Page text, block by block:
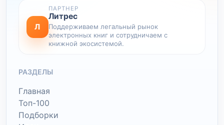
Л
ПАРТНЕР
Литрес
Поддерживаем легальный рынок
электронных книг и сотрудничаем с
книжной экосистемой.
РАЗДЕЛЫ
Главная
Топ-100
Подборки